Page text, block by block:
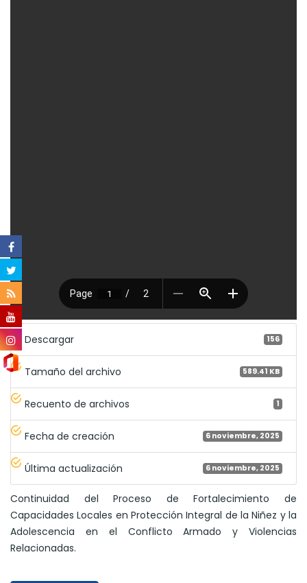
Descargar 156
Tamaño del archivo 589.41 KB
Recuento de archivos 1
Fecha de creación 6 noviembre, 2025
Última actualización 6 noviembre, 2025
Continuidad del Proceso de Fortalecimiento de
Capacidades Locales en Protección Integral de la Niñez y la
Adolescencia en el Conflicto Armado y Violencias
Relacionadas.